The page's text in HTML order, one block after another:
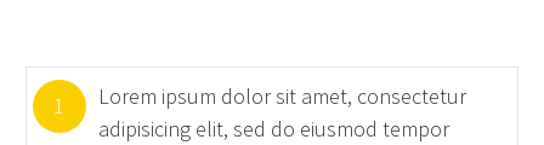
1
Lorem ipsum dolor sit amet, consectetur
adipisicing elit, sed do eiusmod tempor